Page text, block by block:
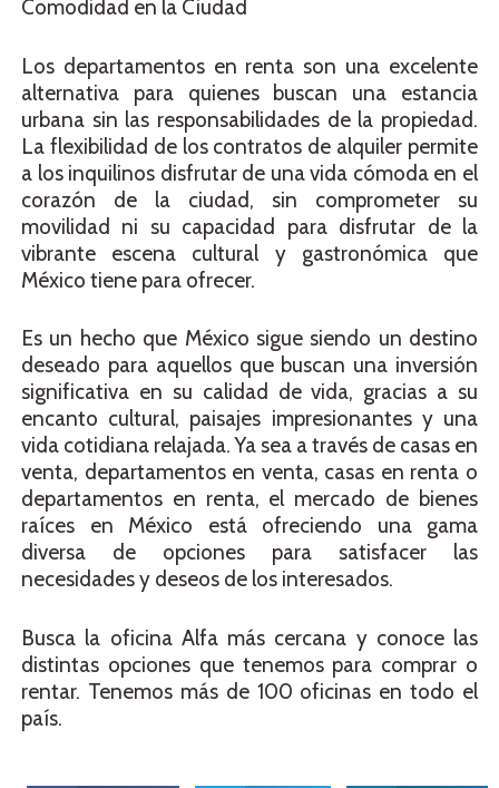
Comodidad en la Ciudad
Los departamentos en renta son una excelente
alternativa para quienes buscan una estancia
urbana sin las responsabilidades de la propiedad.
La flexibilidad de los contratos de alquiler permite
a los inquilinos disfrutar de una vida cómoda en el
corazón de la ciudad, sin comprometer su
movilidad ni su capacidad para disfrutar de la
vibrante escena cultural y gastronómica que
México tiene para ofrecer.
Es un hecho que México sigue siendo un destino
deseado para aquellos que buscan una inversión
significativa en su calidad de vida, gracias a su
encanto cultural, paisajes impresionantes y una
vida cotidiana relajada. Ya sea a través de casas en
venta, departamentos en venta, casas en renta o
departamentos en renta, el mercado de bienes
raíces en México está ofreciendo una gama
diversa de opciones para satisfacer las
necesidades y deseos de los interesados.
Busca la oficina Alfa más cercana y conoce las
distintas opciones que tenemos para comprar o
rentar. Tenemos más de 100 oficinas en todo el
país.